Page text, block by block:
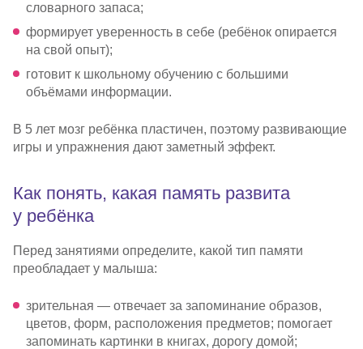
словарного запаса;
формирует уверенность в себе (ребёнок опирается
на свой опыт);
готовит к школьному обучению с большими
объёмами информации.
В 5 лет мозг ребёнка пластичен, поэтому развивающие
игры и упражнения дают заметный эффект.
Как понять, какая память развита
у ребёнка
Перед занятиями определите, какой тип памяти
преобладает у малыша:
зрительная — отвечает за запоминание образов,
цветов, форм, расположения предметов; помогает
запоминать картинки в книгах, дорогу домой;